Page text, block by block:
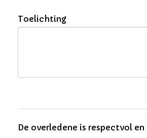
Toelichting
De overledene is respectvol en